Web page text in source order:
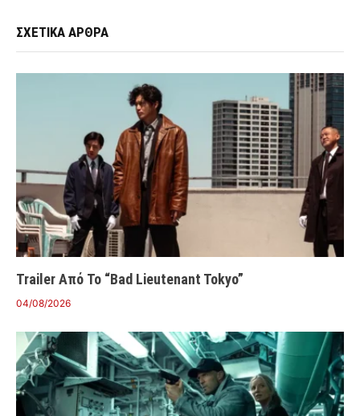
ΣΧΕΤΙΚΑ ΑΡΘΡΑ
Trailer Από Το “Bad Lieutenant Tokyo”
04/08/2026